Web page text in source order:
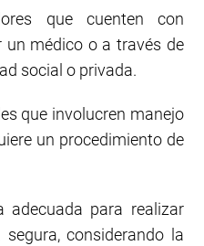
que cuenten con
médico o a través de
social o privada.
que involucren manejo
un procedimiento de
adecuada para realizar
considerando la